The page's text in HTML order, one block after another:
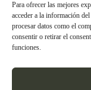
Para ofrecer las mejores
acceder a la información
procesar datos como el
consentir o retirar el
funciones.